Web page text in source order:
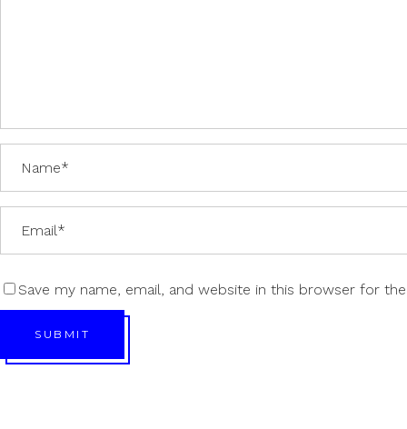
Save my name, email, and website in this browser for
SUBMIT